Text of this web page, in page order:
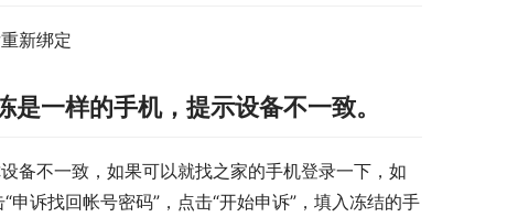
新绑定
一样的手机，提示设备不一致。
备不一致，如果可以就找之家的手机登录一下，如
诉找回帐号密码”，点击“开始申诉”，填入冻结的手